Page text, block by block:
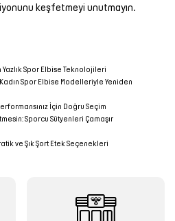
keşfetmeyi unutmayın.
Yazlık Spor Elbise Teknolojileri
Kadın Spor Elbise Modelleriyle Yeniden
İçin Doğru Seçim
Sporcu Sütyenleri Çamaşır
ve Şık Şort Etek Seçenekleri